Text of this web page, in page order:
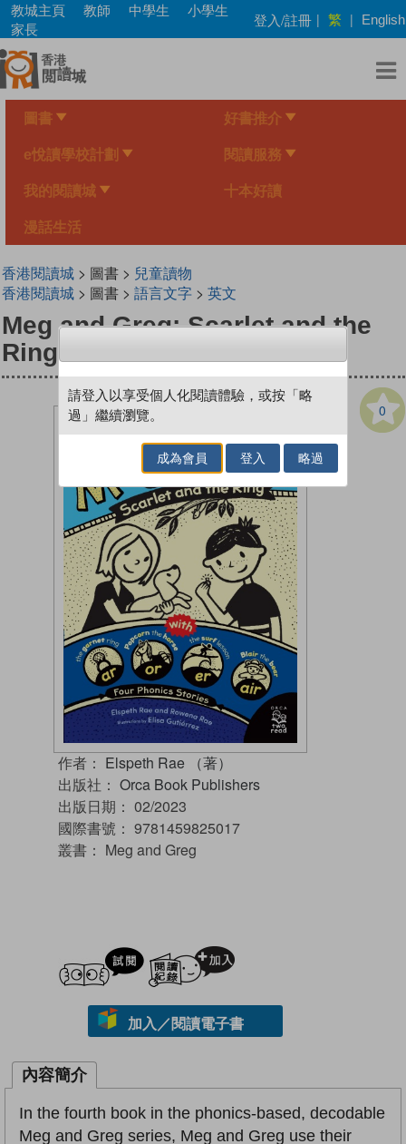
Skip
main
content
教城主頁 教師 中學生
小學生
家長
登入/註冊 | 繁 | English
圖書 好書推介
e悅讀學校計劃 閱讀服務
我的閱讀城 十本好讀
漫話生活
香港閱讀城> 圖書 > 兒童讀物
香港閱讀城> 圖書 > 語言文字> 英文
Meg and Greg: Scarlet and the
Ring
0
作者： Elspeth Rae （著）
出版社： Orca Book Publishers
出版日期： 02/2023
國際書號： 9781459825017
叢書： Meg and Greg
試閲
加入／閱讀電子書
內容簡介
In the fourth book in the phonics-based, decodable
Meg and Greg series, Meg and Greg use their
請登入以享受個人化閱讀體驗，或按「略
過」繼續瀏覽。
成為會員 登入 略過